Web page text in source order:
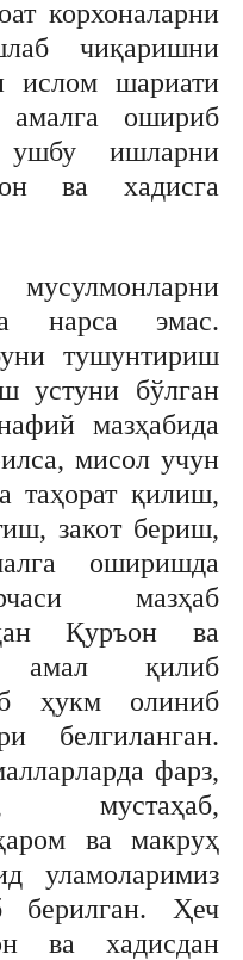
корхоналарни
чиқаришни
ислом шариати
амалга ошириб
ишларни
ва хадисга
нарса эмас.
тушунтириш
устуни бўлган
мазҳабида
мисол учун
таҳорат қилиш,
закот бериш,
оширишда
мазҳаб
Қуръон ва
амал қилиб
ҳукм олиниб
белгиланган.
фарз,
мустаҳаб,
ва макруҳ
уламоларимиз
берилган. Ҳеч
ва хадисдан